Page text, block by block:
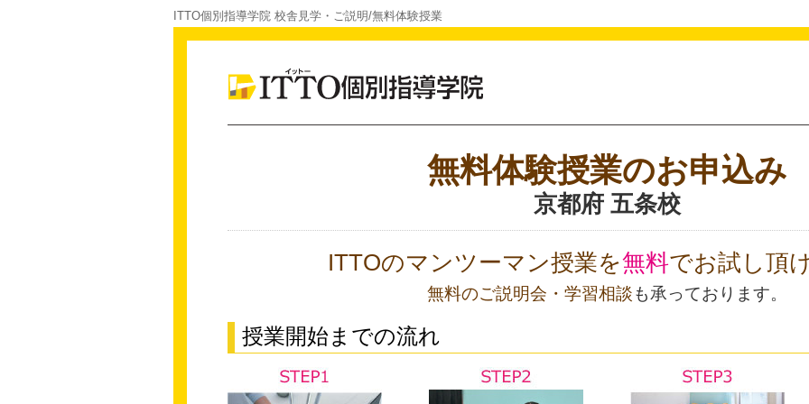
ITTO個別指導学院 校舎見学・ご説明/無料体験授業
無料体験授業のお申込み
京都府 五条校
ITTOのマンツーマン授業を無料でお試し頂
無料のご説明会・学習相談も承っております。
授業開始までの流れ